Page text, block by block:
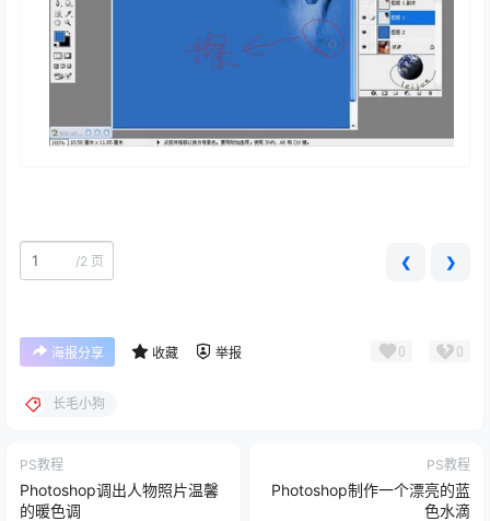
/2 页 ❮ ❯
海报分享 收藏 举报 0 0
长毛小狗
PS教程
Photoshop调出人物照片温馨
的暖色调
PS教程
Photoshop制作一个漂亮的蓝
色水滴